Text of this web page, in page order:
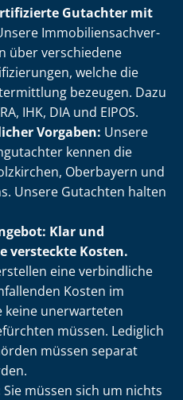
Gutachter mit
Im­mo­bi­li­en­sach­ver­
über verschiedene
welche die
bezeugen. Dazu
IHK, DIA und EIPOS.
Vorgaben: Unsere
kennen die
Oberbayern und
Unsere Gutachten halten
Klar und
versteckte Kosten.
eine verbindliche
Kosten im
keine unerwarteten
müssen. Lediglich
müssen separat
Sie müssen sich um nichts